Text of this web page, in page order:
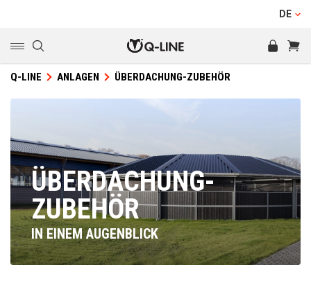
Beratung
DE
Q-LINE ANLAGEN ÜBERDACHUNG-ZUBEHÖR
ÜBERDACHUNG-
ZUBEHÖR
IN EINEM AUGENBLICK